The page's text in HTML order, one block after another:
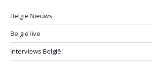
België Nieuws
België live
Interviews België